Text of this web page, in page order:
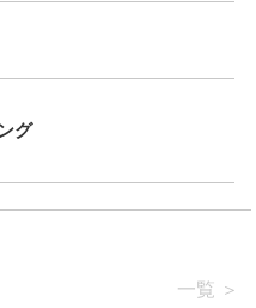
グ
一覧